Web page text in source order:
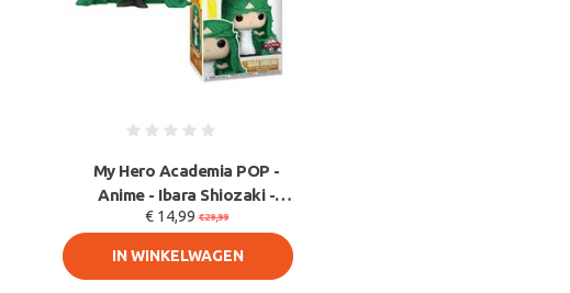
My Hero Academia POP -
Anime - Ibara Shiozaki -
Special Edition -
€ 14,99 €29,99
IN WINKELWAGEN